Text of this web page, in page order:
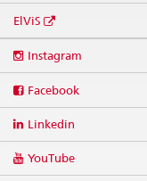
ElViS
media
Instagram
Facebook
Linkedin
YouTube